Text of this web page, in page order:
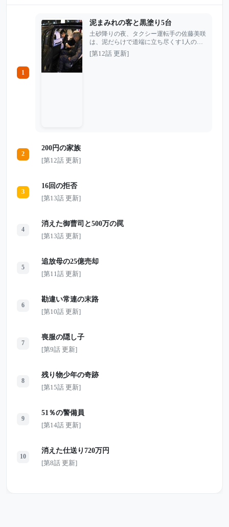
1
泥まみれの客と黒塗り5台
土砂降りの夜、タクシー運転手の佐藤美咲
は、泥だらけで道端に立ち尽くす1人の老
人を見つけた。 他のタクシーは、車が汚
れることを嫌って次々と通り過ぎていく。
[第12話 更新]
2
200円の家族
[第12話 更新]
3
16回の拒否
[第13話 更新]
4
消えた御曹司と500万の罠
[第13話 更新]
5
追放母の25億売却
[第11話 更新]
6
勘違い常連の末路
[第10話 更新]
7
喪服の隠し子
[第9話 更新]
8
残り物少年の奇跡
[第15話 更新]
9
51％の警備員
[第14話 更新]
10
消えた仕送り720万円
[第8話 更新]